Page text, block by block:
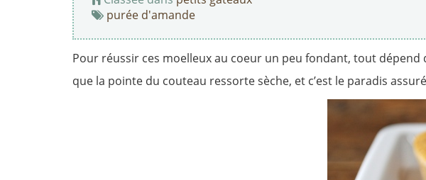
purée d'amande
Pour réussir ces moelleux au coeur un peu fondant, tout
que la pointe du couteau ressorte sèche, et c’est le paradis